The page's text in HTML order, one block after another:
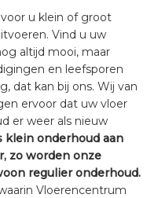
u klein of groot
Vind u uw
altijd mooi, maar
en leefsporen
dat kan bij ons. Wij van
ervoor dat uw vloer
er weer als nieuw
klein onderhoud aan
zo worden onze
regulier onderhoud.
Vloerencentrum